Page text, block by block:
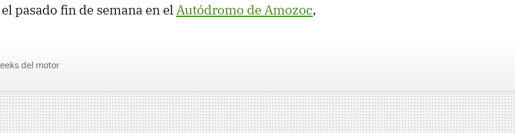
pasado fin de semana en elAutódromo de Amozoc,
del motor